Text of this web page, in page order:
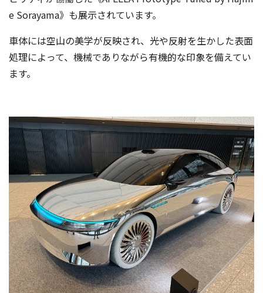
e Sorayama》も展示されています。
車体には空山の美学が反映され、光や反射を生かした表面
処理によって、機械でありながら有機的な印象を備えてい
ます。